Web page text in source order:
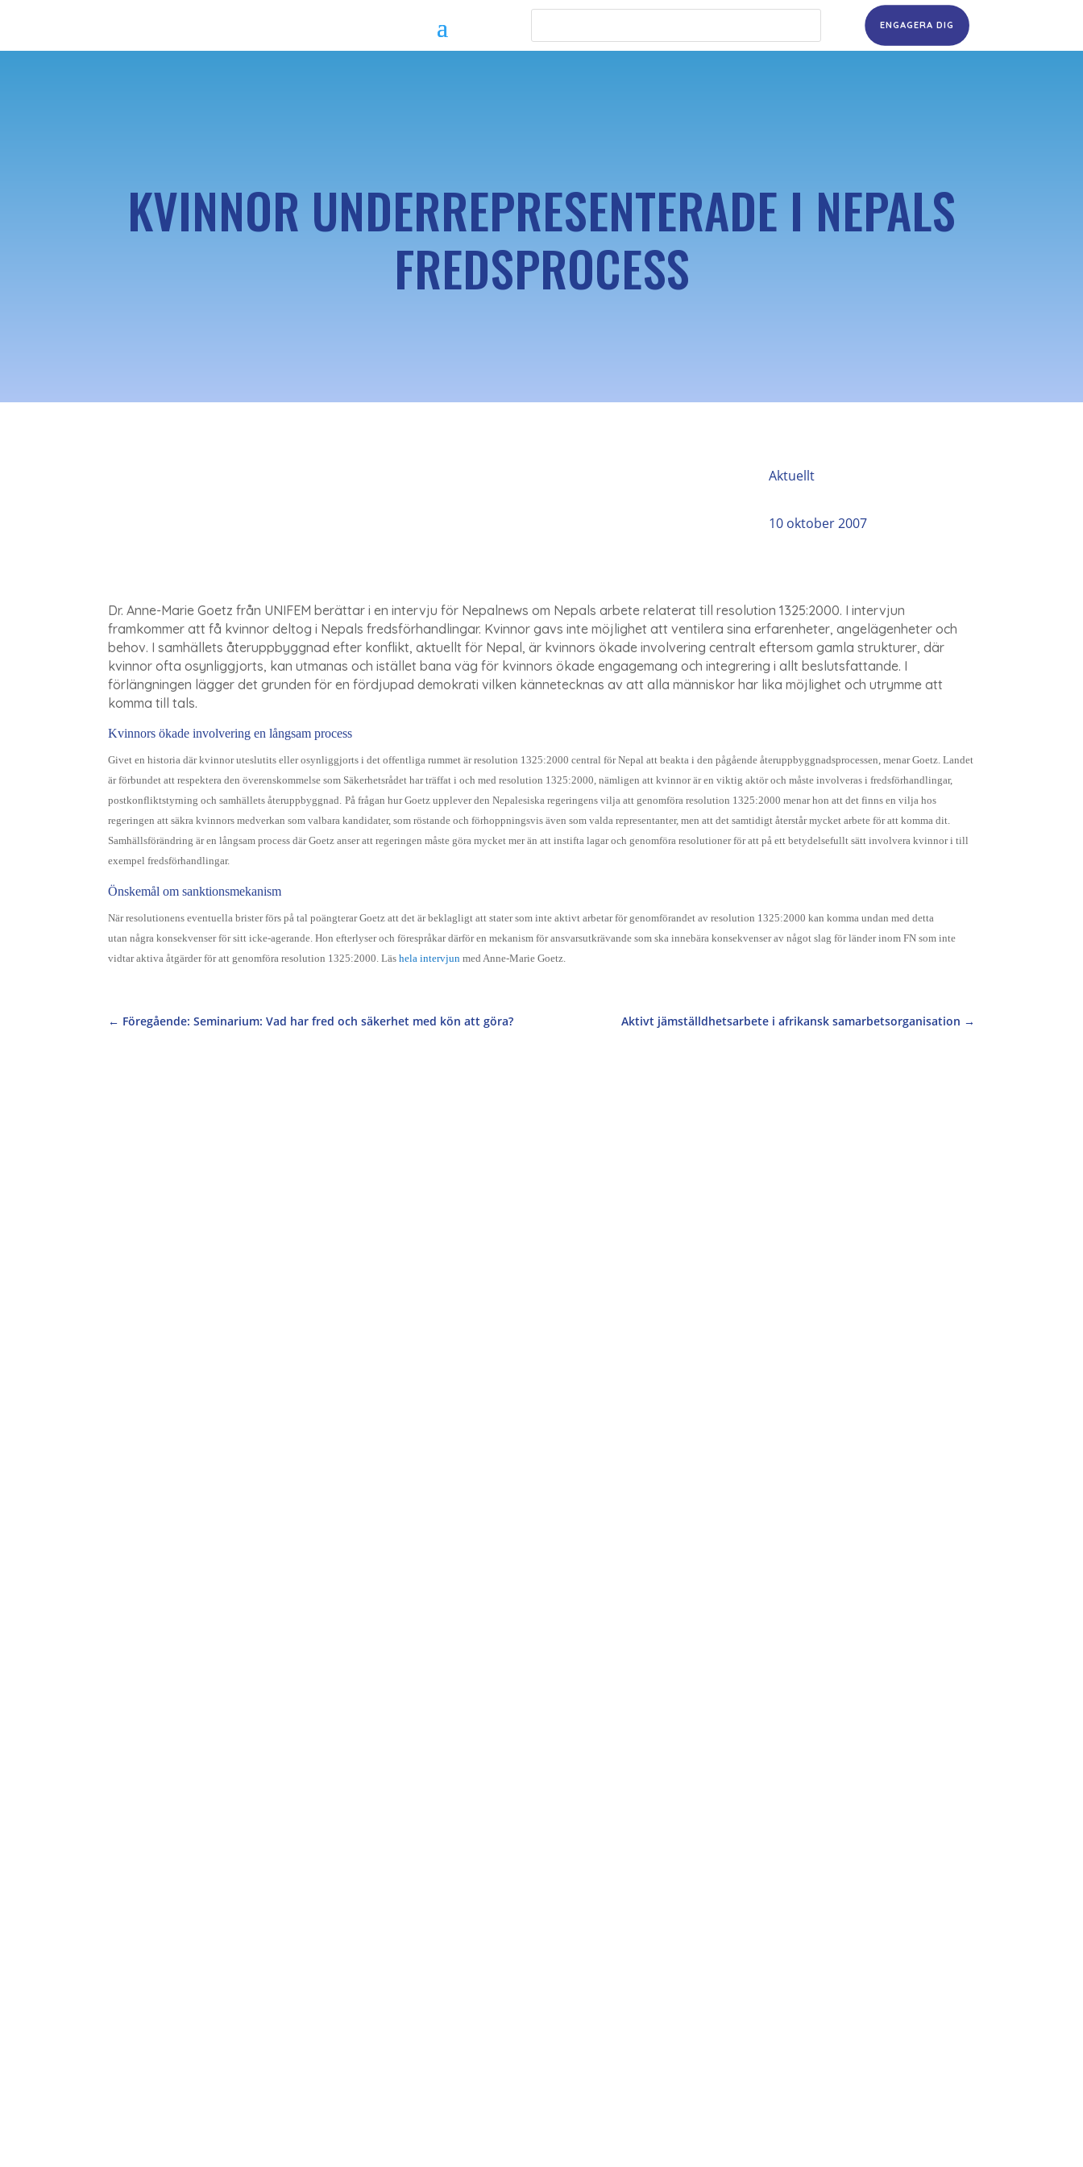
ENGAGERA DIG
KVINNOR UNDERREPRESENTERADE I NEPALS
FREDSPROCESS
Aktuellt
10 oktober 2007
Dr. Anne-Marie Goetz från UNIFEM berättar i en intervju för Nepalnews om Nepals arbete relaterat till resolution 1325:2000. I intervjun
framkommer att få kvinnor deltog i Nepals fredsförhandlingar. Kvinnor gavs inte möjlighet att ventilera sina erfarenheter, angelägenheter och
behov. I samhällets återuppbyggnad efter konflikt, aktuellt för Nepal, är kvinnors ökade involvering centralt eftersom gamla strukturer, där
kvinnor ofta osynliggjorts, kan utmanas och istället bana väg för kvinnors ökade engagemang och integrering i allt beslutsfattande. I
förlängningen lägger det grunden för en fördjupad demokrati vilken kännetecknas av att alla människor har lika möjlighet och utrymme att
komma till tals.
Kvinnors ökade involvering en långsam process
Givet en historia där kvinnor uteslutits eller osynliggjorts i det offentliga rummet är resolution 1325:2000 central för Nepal att beakta i den pågående återuppbyggnadsprocessen, menar Goetz. Landet
är förbundet att respektera den överenskommelse som Säkerhetsrådet har träffat i och med resolution 1325:2000, nämligen att kvinnor är en viktig aktör och måste involveras i fredsförhandlingar,
postkonfliktstyrning och samhällets återuppbyggnad. På frågan hur Goetz upplever den Nepalesiska regeringens vilja att genomföra resolution 1325:2000 menar hon att det finns en vilja hos
regeringen att säkra kvinnors medverkan som valbara kandidater, som röstande och förhoppningsvis även som valda representanter, men att det samtidigt återstår mycket arbete för att komma dit.
Samhällsförändring är en långsam process där Goetz anser att regeringen måste göra mycket mer än att instifta lagar och genomföra resolutioner för att på ett betydelsefullt sätt involvera kvinnor i till
exempel fredsförhandlingar.
Önskemål om sanktionsmekanism
När resolutionens eventuella brister förs på tal poängterar Goetz att det är beklagligt att stater som inte aktivt arbetar för genomförandet av resolution 1325:2000 kan komma undan med detta
utan några konsekvenser för sitt icke-agerande. Hon efterlyser och förespråkar därför en mekanism för ansvarsutkrävande som ska innebära konsekvenser av något slag för länder inom FN som inte
vidtar aktiva åtgärder för att genomföra resolution 1325:2000. Läshela intervjun med Anne-Marie Goetz.
← Föregående: Seminarium: Vad har fred och säkerhet med kön att göra? Aktivt jämställdhetsarbete i afrikansk samarbetsorganisation →